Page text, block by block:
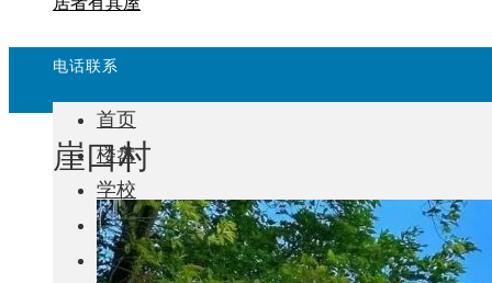
电话联系
首页
楼盘
学校
住宅
自建房
崖口村